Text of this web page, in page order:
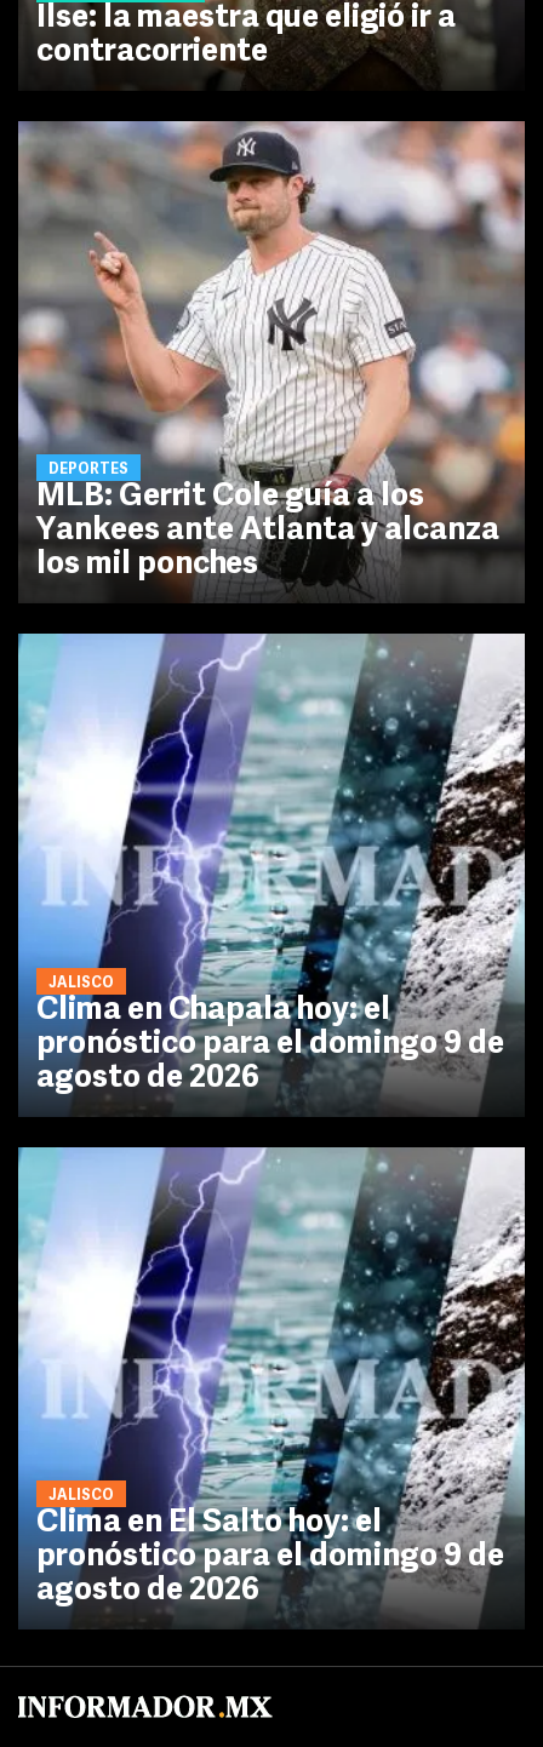
Ilse: la maestra que eligió ir a
contracorriente
DEPORTES
MLB: Gerrit Cole guía a los
Yankees ante Atlanta y alcanza
los mil ponches
JALISCO
Clima en Chapala hoy: el
pronóstico para el domingo 9 de
agosto de 2026
JALISCO
Clima en El Salto hoy: el
pronóstico para el domingo 9 de
agosto de 2026